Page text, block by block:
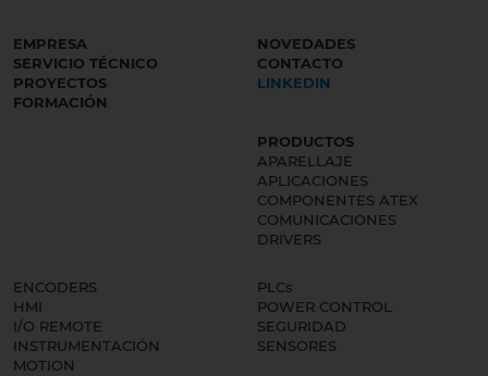
EMPRESA
SERVICIO TÉCNICO
PROYECTOS
FORMACIÓN
NOVEDADES
CONTACTO
LINKEDIN
PRODUCTOS
APARELLAJE
APLICACIONES
COMPONENTES ATEX
COMUNICACIONES
DRIVERS
ENCODERS
HMI
I/O REMOTE
INSTRUMENTACIÓN
MOTION
PLCs
POWER CONTROL
SEGURIDAD
SENSORES